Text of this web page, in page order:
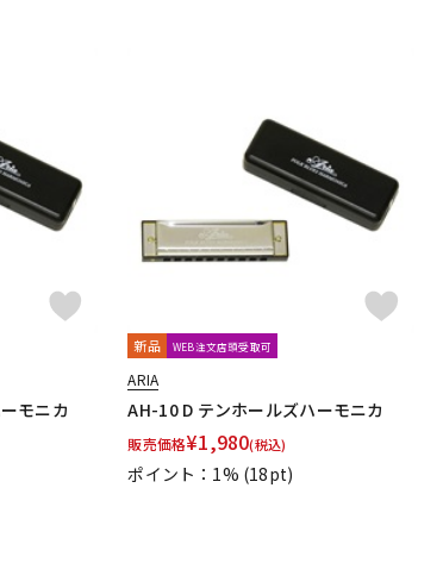
モニカ
新品 WEB注文店頭受取可
ARIA
AH-10 D テンホールズハーモニカ
販売価格¥1,980(税込)
ポイント：1% (18pt)